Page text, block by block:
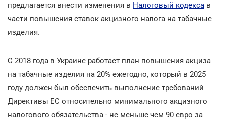
предлагается внести изменения в Налоговый кодекса в
части повышения ставок акцизного налога на табачные
изделия.
С 2018 года в Украине работает план повышения акциза
на табачные изделия на 20% ежегодно, который в 2025
году должен был обеспечить выполнение требований
Директивы ЕС относительно минимального акцизного
налогового обязательства - не меньше чем 90 евро за